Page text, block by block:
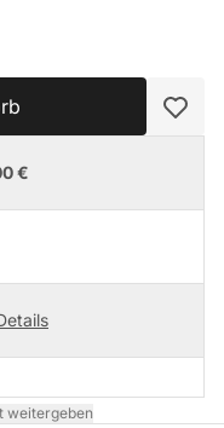
€
weitergeben